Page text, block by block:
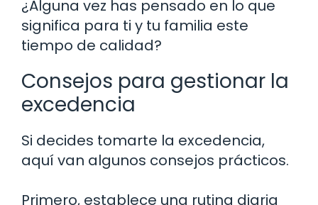
¿Alguna vez has pensado en lo que
significa para ti y tu familia este
tiempo de calidad?
Consejos para gestionar la
excedencia
Si decides tomarte la excedencia,
aquí van algunos consejos prácticos.
Primero, establece una rutina diaria